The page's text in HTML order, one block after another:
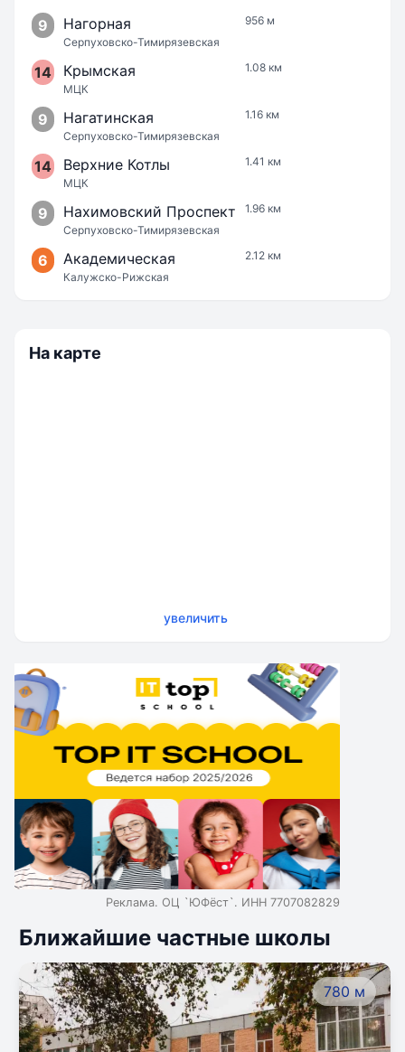
9 Нагорная
Серпуховско-Тимирязевская
956 м
14 Крымская
МЦК
1.08 км
9 Нагатинская
Серпуховско-Тимирязевская
1.16 км
14 Верхние Котлы
МЦК
1.41 км
9 Нахимовский Проспект
Серпуховско-Тимирязевская
1.96 км
6 Академическая
Калужско-Рижская
2.12 км
На карте
увеличить
Реклама. ОЦ `ЮФёст`. ИНН 7707082829
Ближайшие частные школы
780 м